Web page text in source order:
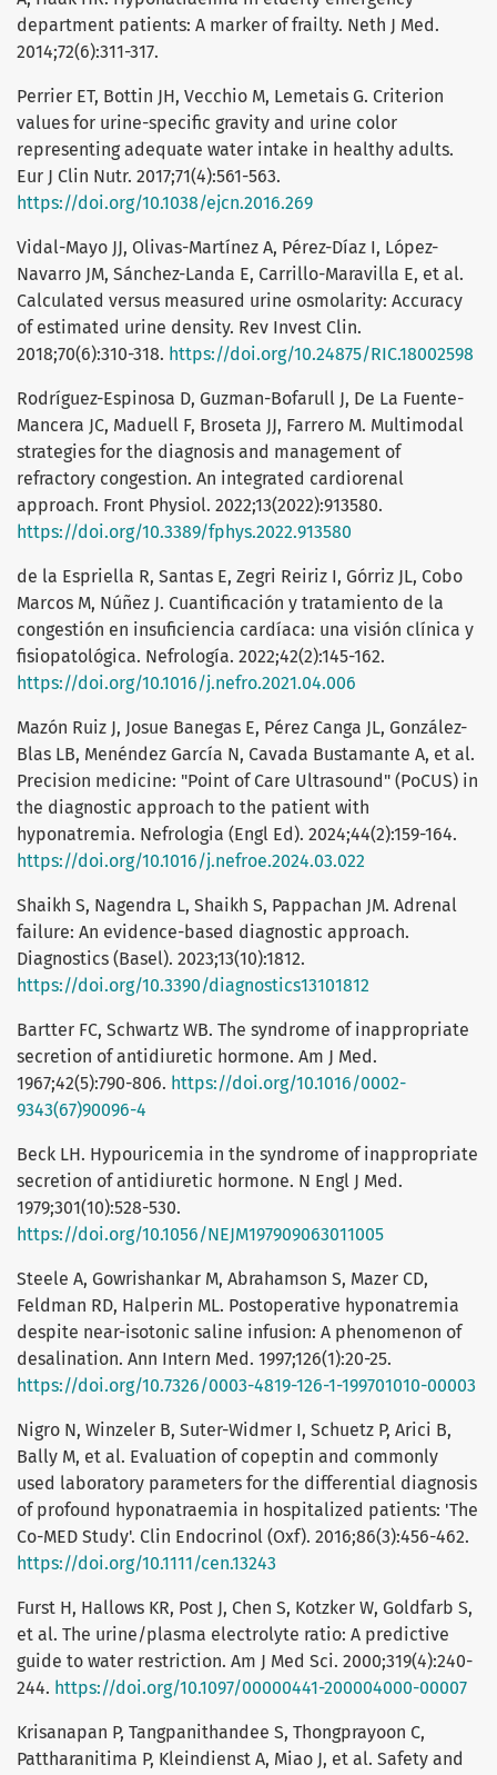
department patients: A marker of frailty. Neth J Med.
2014;72(6):311-317.
Perrier ET, Bottin JH, Vecchio M, Lemetais G. Criterion
values for urine-specific gravity and urine color
representing adequate water intake in healthy adults.
Eur J Clin Nutr. 2017;71(4):561-563.
https://doi.org/10.1038/ejcn.2016.269
Vidal-Mayo JJ, Olivas-Martínez A, Pérez-Díaz I, López-
Navarro JM, Sánchez-Landa E, Carrillo-Maravilla E, et al.
Calculated versus measured urine osmolarity: Accuracy
of estimated urine density. Rev Invest Clin.
2018;70(6):310-318. https://doi.org/10.24875/RIC.18002598
Rodríguez-Espinosa D, Guzman-Bofarull J, De La Fuente-
Mancera JC, Maduell F, Broseta JJ, Farrero M. Multimodal
strategies for the diagnosis and management of
refractory congestion. An integrated cardiorenal
approach. Front Physiol. 2022;13(2022):913580.
https://doi.org/10.3389/fphys.2022.913580
de la Espriella R, Santas E, Zegri Reiriz I, Górriz JL, Cobo
Marcos M, Núñez J. Cuantificación y tratamiento de la
congestión en insuficiencia cardíaca: una visión clínica y
fisiopatológica. Nefrología. 2022;42(2):145-162.
https://doi.org/10.1016/j.nefro.2021.04.006
Mazón Ruiz J, Josue Banegas E, Pérez Canga JL, González-
Blas LB, Menéndez García N, Cavada Bustamante A, et al.
Precision medicine: "Point of Care Ultrasound" (PoCUS) in
the diagnostic approach to the patient with
hyponatremia. Nefrologia (Engl Ed). 2024;44(2):159-164.
https://doi.org/10.1016/j.nefroe.2024.03.022
Shaikh S, Nagendra L, Shaikh S, Pappachan JM. Adrenal
failure: An evidence-based diagnostic approach.
Diagnostics (Basel). 2023;13(10):1812.
https://doi.org/10.3390/diagnostics13101812
Bartter FC, Schwartz WB. The syndrome of inappropriate
secretion of antidiuretic hormone. Am J Med.
1967;42(5):790-806. https://doi.org/10.1016/0002-
9343(67)90096-4
Beck LH. Hypouricemia in the syndrome of inappropriate
secretion of antidiuretic hormone. N Engl J Med.
1979;301(10):528-530.
https://doi.org/10.1056/NEJM197909063011005
Steele A, Gowrishankar M, Abrahamson S, Mazer CD,
Feldman RD, Halperin ML. Postoperative hyponatremia
despite near-isotonic saline infusion: A phenomenon of
desalination. Ann Intern Med. 1997;126(1):20-25.
https://doi.org/10.7326/0003-4819-126-1-199701010-00003
Nigro N, Winzeler B, Suter-Widmer I, Schuetz P, Arici B,
Bally M, et al. Evaluation of copeptin and commonly
used laboratory parameters for the differential diagnosis
of profound hyponatraemia in hospitalized patients: 'The
Co-MED Study'. Clin Endocrinol (Oxf). 2016;86(3):456-462.
https://doi.org/10.1111/cen.13243
Furst H, Hallows KR, Post J, Chen S, Kotzker W, Goldfarb S,
et al. The urine/plasma electrolyte ratio: A predictive
guide to water restriction. Am J Med Sci. 2000;319(4):240-
244. https://doi.org/10.1097/00000441-200004000-00007
Krisanapan P, Tangpanithandee S, Thongprayoon C,
Pattharanitima P, Kleindienst A, Miao J, et al. Safety and